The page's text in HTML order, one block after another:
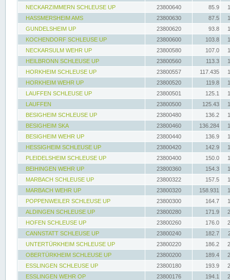
NECKARZIMMERN SCHLEUSE UP
23800640 85.9
HASSMERSHEIM AMS
23800630 87.5
GUNDELSHEIM UP
23800620 93.8
KOCHENDORF SCHLEUSE UP
23800600 103.8
NECKARSULM WEHR UP
23800580 107.0
HEILBRONN SCHLEUSE UP
23800560 113.3
HORKHEIM SCHLEUSE UP
23800557 117.435
HORKHEIM WEHR UP
23800520 119.8
LAUFFEN SCHLEUSE UP
23800501 125.1
LAUFFEN
23800500 125.43
BESIGHEIM SCHLEUSE UP
23800480 136.2
BESIGHEIM SKA
23800460 136.284
BESIGHEIM WEHR UP
23800440 136.9
HESSIGHEIM SCHLEUSE UP
23800420 142.9
PLEIDELSHEIM SCHLEUSE UP
23800400 150.0
BEIHINGEN WEHR UP
23800360 154.3
MARBACH SCHLEUSE UP
23800322 157.5
MARBACH WEHR UP
23800320 158.931
POPPENWEILER SCHLEUSE UP
23800300 164.7
ALDINGEN SCHLEUSE UP
23800280 171.9
HOFEN SCHLEUSE UP
23800260 176.0
CANNSTATT SCHLEUSE UP
23800240 182.7
UNTERTÜRKHEIM SCHLEUSE UP
23800220 186.2
OBERTÜRKHEIM SCHLEUSE UP
23800200 189.4
ESSLINGEN SCHLEUSE UP
23800180 193.9
ESSLINGEN WEHR OP
23800176 194.1